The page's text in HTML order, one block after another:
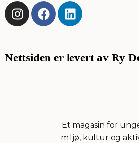
I
n
a
F
a
b
L
i
e
Nettsiden er levert av Ry
Et magasin for
miljø, kultur og